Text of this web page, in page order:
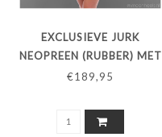
EXCLUSIEVE JURK
NEOPREEN (RUBBER) MET
"BAT-BRA"
€189,95